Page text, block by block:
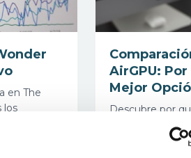
en The
los
AirGPU: Por
Mejor
Descubre por
accesibilidad,
ofreciendo una